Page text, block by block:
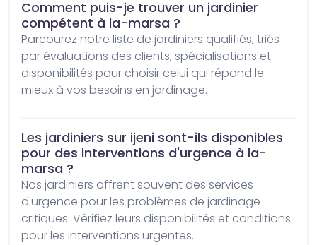
Comment puis-je trouver un jardinier
compétent à la-marsa ?
Parcourez notre liste de jardiniers qualifiés, triés
par évaluations des clients, spécialisations et
disponibilités pour choisir celui qui répond le
mieux à vos besoins en jardinage.
Les jardiniers sur ijeni sont-ils disponibles
pour des interventions d'urgence à la-
marsa ?
Nos jardiniers offrent souvent des services
d'urgence pour les problèmes de jardinage
critiques. Vérifiez leurs disponibilités et conditions
pour les interventions urgentes.